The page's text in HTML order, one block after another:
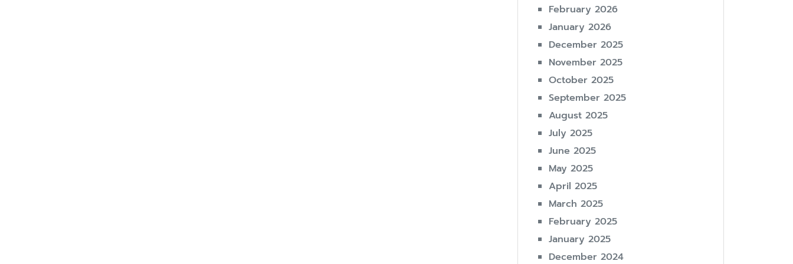
February 2026
January 2026
December 2025
November 2025
October 2025
September 2025
August 2025
July 2025
June 2025
May 2025
April 2025
March 2025
February 2025
January 2025
December 2024